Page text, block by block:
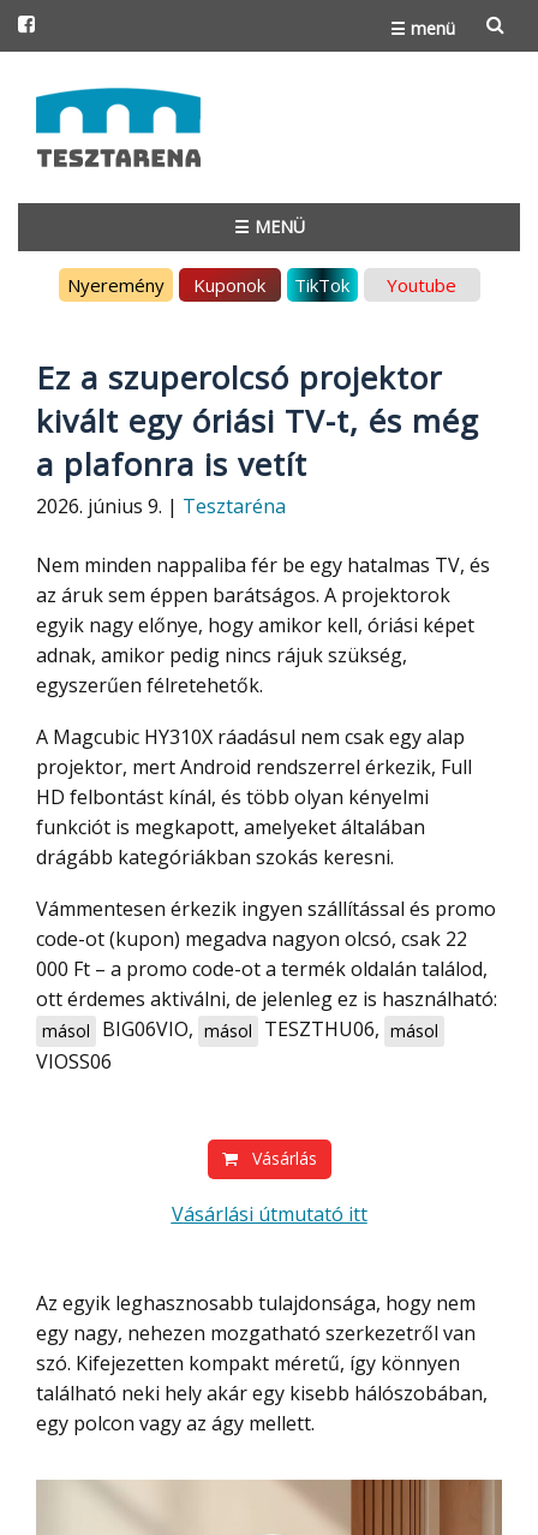
☰ menü
to
content
☰ MENÜ
Nyeremény Kuponok TikTok Youtube
Ez a szuperolcsó projektor
kivált egy óriási TV-t, és még
a plafonra is vetít
2026. június 9. | Tesztaréna
Nem minden nappaliba fér be egy hatalmas TV, és
az áruk sem éppen barátságos. A projektorok
egyik nagy előnye, hogy amikor kell, óriási képet
adnak, amikor pedig nincs rájuk szükség,
egyszerűen félretehetők.
A Magcubic HY310X ráadásul nem csak egy alap
projektor, mert Android rendszerrel érkezik, Full
HD felbontást kínál, és több olyan kényelmi
funkciót is megkapott, amelyeket általában
drágább kategóriákban szokás keresni.
Vámmentesen érkezik ingyen szállítással és promo
code-ot (kupon) megadva nagyon olcsó, csak 22
000 Ft – a promo code-ot a termék oldalán találod,
ott érdemes aktiválni, de jelenleg ez is használható:
másol BIG06VIO, másol TESZTHU06, másol
VIOSS06
Vásárlás
Vásárlási útmutató itt
Az egyik leghasznosabb tulajdonsága, hogy nem
egy nagy, nehezen mozgatható szerkezetről van
szó. Kifejezetten kompakt méretű, így könnyen
található neki hely akár egy kisebb hálószobában,
egy polcon vagy az ágy mellett.